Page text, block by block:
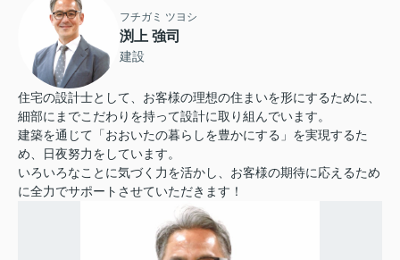
フチガミ ツヨシ
渕上 強司
建設
住宅の設計士として、お客様の理想の住まいを形にするために、
細部にまでこだわりを持って設計に取り組んでいます。
建築を通じて「おおいたの暮らしを豊かにする」を実現するた
め、日夜努力をしています。
いろいろなことに気づく力を活かし、お客様の期待に応えるため
に全力でサポートさせていただきます！